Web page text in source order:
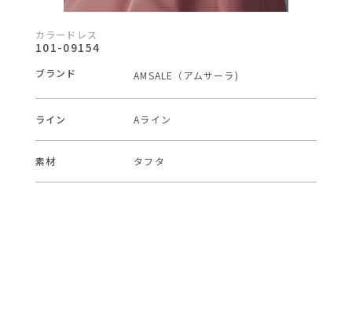
カラードレス
101-09154
ブランド AMSALE（アムサーラ)
ライン Aライン
素材 タフタ